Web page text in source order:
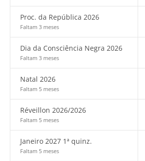
Proc. da República 2026
Faltam 3 meses
Dia da Consciência Negra 2026
Faltam 3 meses
Natal 2026
Faltam 5 meses
Réveillon 2026/2026
Faltam 5 meses
Janeiro 2027 1ª quinz.
Faltam 5 meses